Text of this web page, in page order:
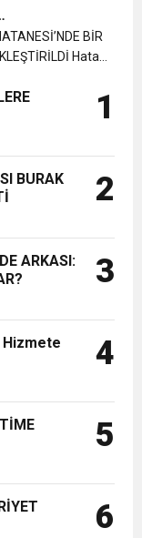
ziyaret etti.
sorunları,
BİR
Hatay
sayılı
1
BURAK
2
ARKASI:
3
Hizmete
4
5
6